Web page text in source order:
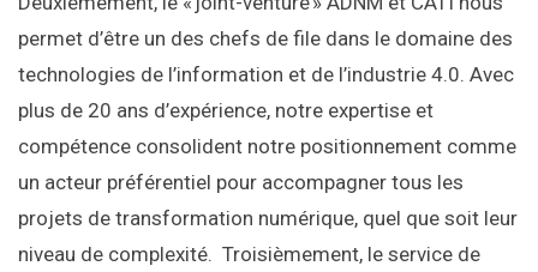
permet d’être un des chefs de file dans le domaine des
technologies de l’information et de l’industrie 4.0. Avec
plus de 20 ans d’expérience, notre expertise et
compétence consolident notre positionnement comme
un acteur préférentiel pour accompagner tous les
projets de transformation numérique, quel que soit leur
niveau de complexité. Troisièmement, le service de